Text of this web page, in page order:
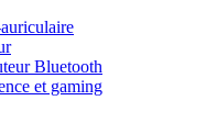
Bluetooth
et gaming